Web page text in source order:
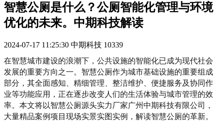
智慧公厕是什么？公厕智能化管理与环境
优化的未来。中期科技解读
2024-07-17 11:25:30 中期科技 10339
在智慧城市建设的浪潮下，公共设施的智能化已成为现代社会
发展的重要方向之一。智慧公厕作为城市基础设施的重要组成
部分，其全面感知、精细管理、整洁维护、便捷服务及协同作
业等功能应用，正在逐步改变人们的生活体验与城市管理的效
率。本文将以智慧公厕源头实力厂家广州中期科技有限公司，
大量精品案例项目现场实景实图实例，解读智慧公厕的革新。